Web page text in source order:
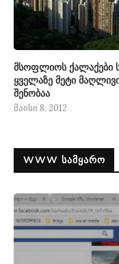
მსოფლიოს ქალაქები
ყველაზე მეტი
შენობაა
მაისი 8, 2012
WWW ᲡᲐᲛᲧᲐᲠᲝ